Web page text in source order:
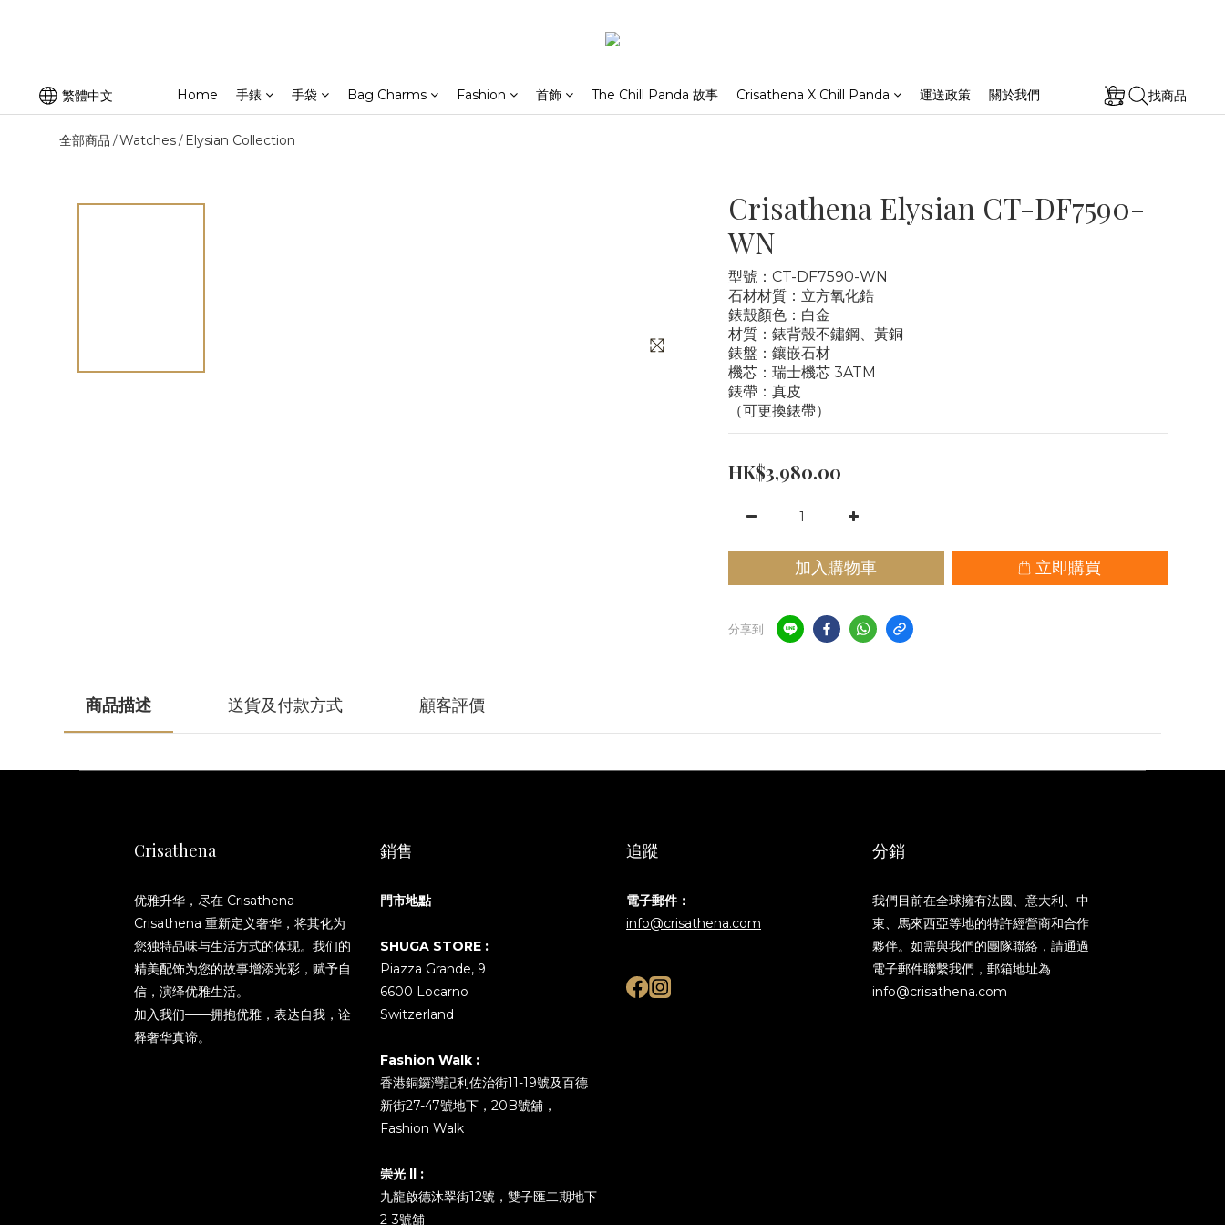
繁體中文 Home 手錶 手袋 Bag Charms Fashion 首飾 The Chill Panda 故事 Crisathena X Chill Panda 運送政策 關於我們 找商品
全部商品 /Watches/ Elysian Collection
Crisathena Elysian CT-DF7590-
WN
型號：CT-DF7590-WN
石材材質：立方氧化鋯
錶殼顏色：白金
材質：錶背殼不鏽鋼、黃銅
錶盤：鑲嵌石材
機芯：瑞士機芯 3ATM
錶帶：真皮
（可更換錶帶）
HK$3,980.00
加入購物車 立即購買
分享到
商品描述 送貨及付款方式 顧客評價
Crisathena
优雅升华，尽在 Crisathena
Crisathena 重新定义奢华，将其化为
您独特品味与生活方式的体现。我们的
精美配饰为您的故事增添光彩，赋予自
信，演绎优雅生活。
加入我们——拥抱优雅，表达自我，诠
释奢华真谛。
銷售
門市地點
SHUGA STORE :
Piazza Grande, 9
6600 Locarno
Switzerland
Fashion Walk :
香港銅鑼灣記利佐治街11-19號及百德
新街27-47號地下，20B號舖，
Fashion Walk
崇光 ll :
九龍啟德沐翠街12號，雙子匯二期地下
2-3號舖
追蹤
電子郵件：
info@crisathena.com
分銷
我們目前在全球擁有法國、意大利、中
東、馬來西亞等地的特許經營商和合作
夥伴。如需與我們的團隊聯絡，請通過
電子郵件聯繫我們，郵箱地址為
info@crisathena.com